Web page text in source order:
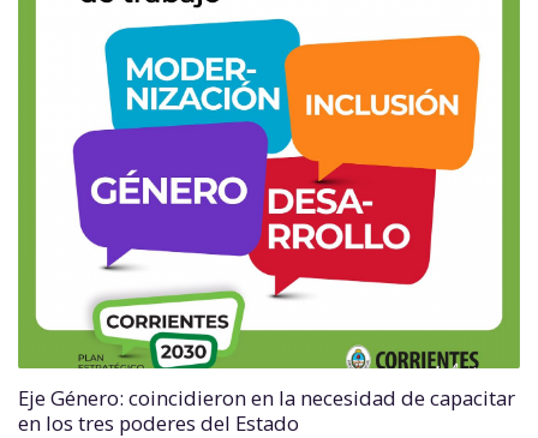
Eje Género: coincidieron en la necesidad de capacitar
en los tres poderes del Estado